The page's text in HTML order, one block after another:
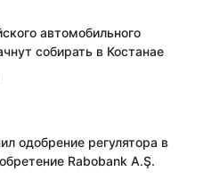
автомобильного
собирать в Костанае
одобрение регулятора в
Rabobank A.Ş.